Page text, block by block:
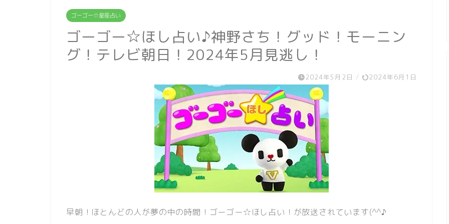
ゴーゴー☆星座占い
ゴーゴー☆ほし占い♪神野さち！グッド！モーニン
グ！テレビ朝日！2024年5月見逃し！
2024年5月2日 / 2024年6月1日
早朝！ほとんどの人が夢の中の時間！ゴーゴー☆ほし占い！が放送されています(^^♪